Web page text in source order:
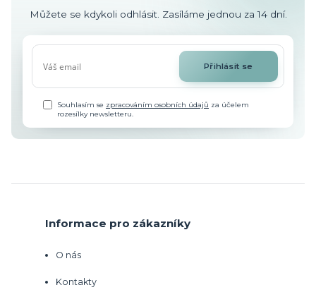
Můžete se kdykoli odhlásit. Zasíláme jednou za 14 dní.
Přihlásit se
Souhlasím se zpracováním osobních údajů za účelem
rozesílky newsletteru.
Informace pro zákazníky
O nás
Kontakty